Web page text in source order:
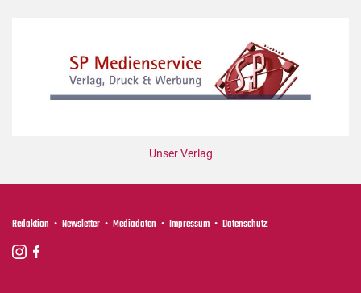
Unser Verlag
Redaktion Newsletter Mediadaten Impressum Datenschutz